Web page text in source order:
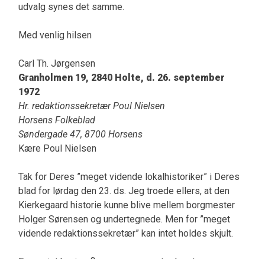
udvalg synes det samme.
Med venlig hilsen
Carl Th. Jørgensen
Granholmen 19, 2840 Holte, d. 26. september
1972
Hr. redaktionssekretær Poul Nielsen
Horsens Folkeblad
Søndergade 47, 8700 Horsens
Kære Poul Nielsen
Tak for Deres ”meget vidende lokalhistoriker” i Deres
blad for lørdag den 23. ds. Jeg troede ellers, at den
Kierkegaard historie kunne blive mellem borgmester
Holger Sørensen og undertegnede. Men for ”meget
vidende redaktionssekretær” kan intet holdes skjult.